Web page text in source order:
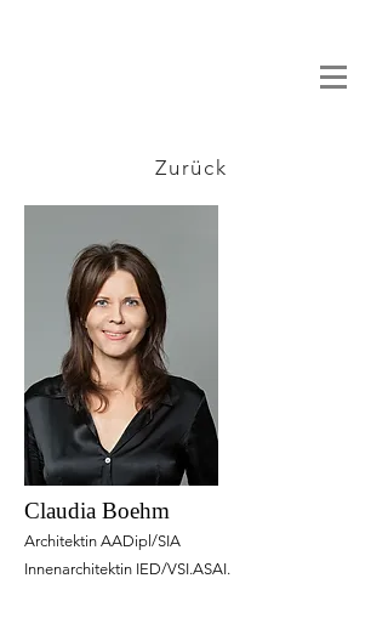
Zurück
Claudia Boehm
Architektin AADipl/SIA
Innenarchitektin IED/VSI.ASAI.